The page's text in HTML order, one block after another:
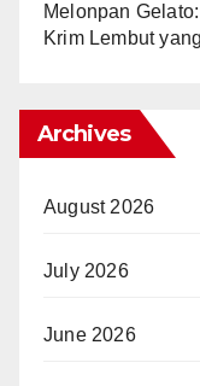
Melonpan
Krim Lembut
Archives
August 2026
July 2026
June 2026